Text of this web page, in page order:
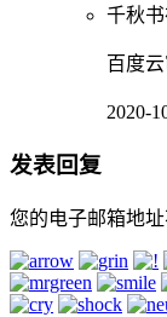
千秋书
百度
2020-
发表回复
您的电子邮箱地址